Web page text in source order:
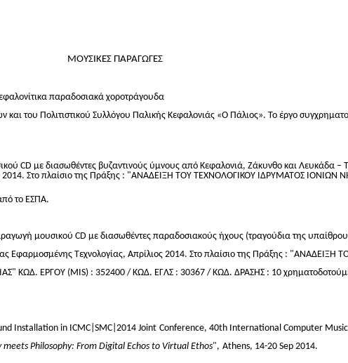
ΜΟΥΣΙΚΕΣ ΠΑΡΑΓΩΓΕΣ
παραδοσιακά χοροτράγουδα
του Πολιτιστικού Συλλόγου Παλικής Κεφαλονιάς «Ο Πάλιος». Το έργο
CD με διασωθέντες βυζαντινούς ύμνους από Κεφαλονιά, Ζάκυνθο και Λευκάδα –
2014. Στο πλαίσιο της Πράξης : "ΑΝΑΔΕΙΞΗ ΤΟΥ ΤΕΧΝΟΛΟΓΙΚΟΥ ΙΔΡΥΜΑΤΟΣ
το ΕΣΠΑ.
μουσικού CD με διασωθέντες παραδοσιακούς ήχους (τραγούδια της
Εφαρμοσμένης Τεχνολογίας, Απρίλιος 2014. Στο πλαίσιο της Πράξης : "ΑΝΑΔΕΙΞΗ
ΚΩΔ. ΕΡΓΟΥ (MIS) : 352400 / ΚΩΔ. ΕΓΛΣ : 30367 / ΚΩΔ. ΔΡΑΣΗΣ : 10
Installation in ICMC|SMC|2014 Joint Conference, 40th International Computer
meets Philosophy: From Digital Echos to Virtual Ethos", Athens, 14-20 Sep 2014.